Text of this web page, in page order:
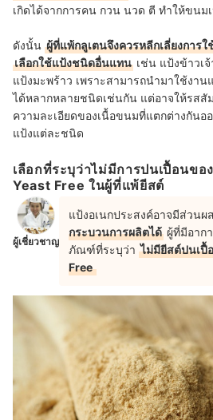
เกิดได้จากการคน กวน นวด ตี ทำให้ขน
ดังนั้น ผู้ที่แพ้กลูเตนจึงควรหลีกเลี่ยงการ
เลือกใช้แป้งชนิดอื่นแทน เช่น แป้งข้าวเ
แป้งมะพร้าว เพราะสามารถนำมาใช้งา
ได้หลากหลายชนิดเช่นกัน แต่อาจให้รส
ความละเอียดของเนื้อขนมที่แตกต่างกันอ
แป้งแต่ละชนิด
เลือกที่ระบุว่าไม่มีการปนเปื้อนขอ
Yeast Free ในผู้ที่แพ้ยีสต์
ผู้เชี่ยวชาญ
แป้งอเนกประสงค์อาจมีส่วนผ
กระบวนการผลิตได้ ผู้ที่มีอาก
ภัณฑ์ที่ระบุว่า ไม่มียีสต์ปนเปื้
Free